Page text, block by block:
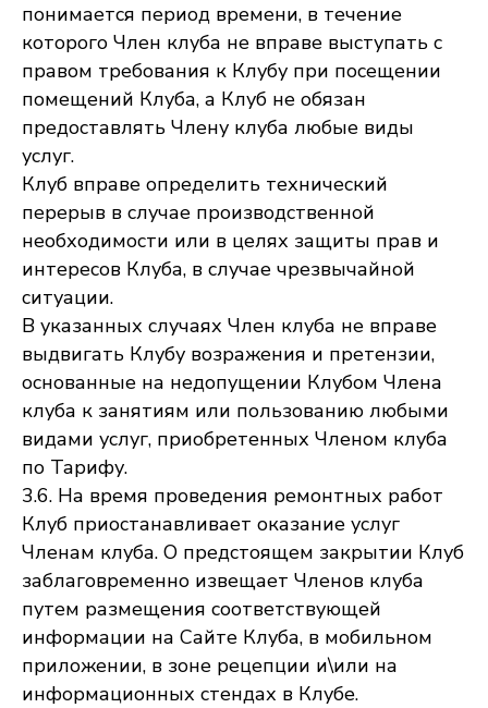
понимается период времени, в течение
которого Член клуба не вправе выступать с
правом требования к Клубу при посещении
помещений Клуба, а Клуб не обязан
предоставлять Члену клуба любые виды
услуг.
Клуб вправе определить технический
перерыв в случае производственной
необходимости или в целях защиты прав и
интересов Клуба, в случае чрезвычайной
ситуации.
В указанных случаях Член клуба не вправе
выдвигать Клубу возражения и претензии,
основанные на недопущении Клубом Члена
клуба к занятиям или пользованию любыми
видами услуг, приобретенных Членом клуба
по Тарифу.
3.6. На время проведения ремонтных работ
Клуб приостанавливает оказание услуг
Членам клуба. О предстоящем закрытии Клуб
заблаговременно извещает Членов клуба
путем размещения соответствующей
информации на Сайте Клуба, в мобильном
приложении, в зоне рецепции и\или на
информационных стендах в Клубе.